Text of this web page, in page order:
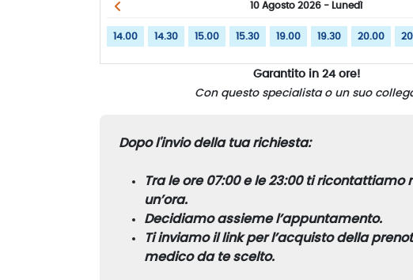
10 Agosto 2026 - Lunedì
14.00 14.30 15.00 15.30 19.00 19.30 20.00
Garantito in 24 ore!
Con questo specialista o un suo
Dopo l'invio della tua richiesta:
Tra le ore 07:00 e le 23:00 ti ricontattiamo
un’ora.
Decidiamo assieme l’appuntamento.
Ti inviamo il link per l’acquisto della
medico da te scelto.